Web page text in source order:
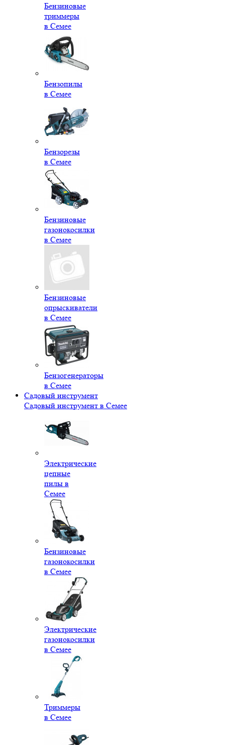
Бензиновые
триммеры
в Семее
Бензопилы
в Семее
Бензорезы
в Семее
Бензиновые
газонокосилки
в Семее
Бензиновые
опрыскиватели
в Семее
Бензогенераторы
в Семее
Садовый инструмент
Садовый инструмент в Семее
Электрические
цепные
пилы в
Семее
Бензиновые
газонокосилки
в Семее
Электрические
газонокосилки
в Семее
Триммеры
в Семее